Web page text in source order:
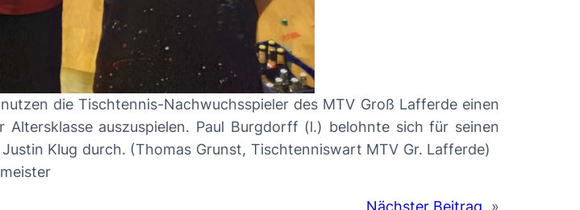
die Tischtennis-Nachwuchsspieler des MTV Groß Lafferde einen
auszuspielen. Paul Burgdorff (l.) belohnte sich für seinen
Klug durch. (Thomas Grunst, Tischtenniswart MTV Gr. Lafferde)
Nächster Beitrag »